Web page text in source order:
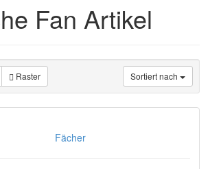
Fan Artikel
Raster Sortiert nach
Fächer